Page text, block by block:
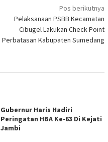
Pos berikutnya
Pelaksanaan PSBB Kecamatan
Cibugel Lakukan Check Point
Perbatasan Kabupaten Sumedang
Gubernur Haris Hadiri
Peringatan HBA Ke-63 Di Kejati
Jambi